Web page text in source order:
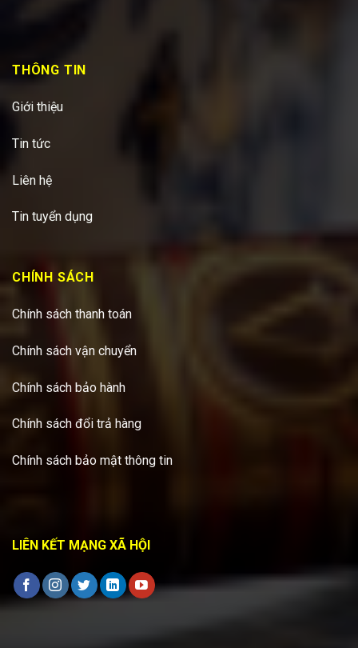
THÔNG TIN
Giới thiệu
Tin tức
Liên hệ
Tin tuyển dụng
CHÍNH SÁCH
Chính sách thanh toán
Chính sách vận chuyển
Chính sách bảo hành
Chính sách đổi trả hàng
Chính sách bảo mật thông tin
LIÊN KẾT MẠNG XÃ HỘI